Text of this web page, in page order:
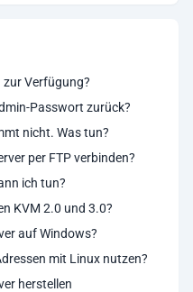
zur Verfügung?
Passwort zurück?
nicht. Was tun?
per FTP verbinden?
ich tun?
KVM 2.0 und 3.0?
auf Windows?
mit Linux nutzen?
herstellen